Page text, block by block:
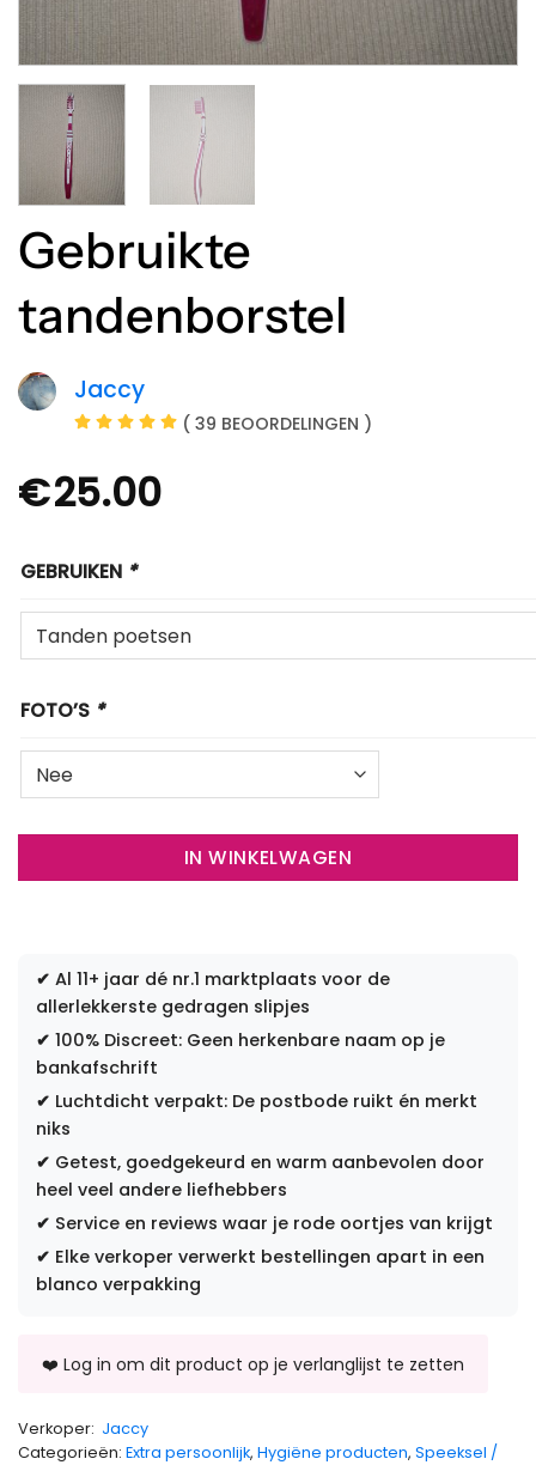
Gebruikte
tandenborstel
Jaccy
( 39 BEOORDELINGEN )
€25.00
GEBRUIKEN *
FOTO’S *
IN WINKELWAGEN
✔ Al 11+ jaar dé nr.1 marktplaats voor de
allerlekkerste gedragen slipjes
✔ 100% Discreet: Geen herkenbare naam op je
bankafschrift
✔ Luchtdicht verpakt: De postbode ruikt én merkt
niks
✔ Getest, goedgekeurd en warm aanbevolen door
heel veel andere liefhebbers
✔ Service en reviews waar je rode oortjes van krijgt
✔ Elke verkoper verwerkt bestellingen apart in een
blanco verpakking
Verkoper: Jaccy
Categorieën: Extra persoonlijk, Hygiëne producten, Speeksel /